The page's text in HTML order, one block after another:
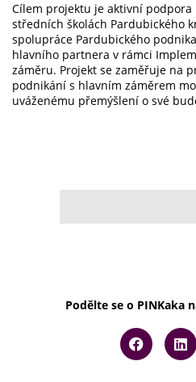
Cílem projektu je aktivní podpora
středních školách Pardubického
spolupráce Pardubického
hlavního partnera v rámci
záměru. Projekt se zaměřuje na
podnikání s hlavním záměrem
uváženému přemýšlení o své
Podělte se o PINKaka